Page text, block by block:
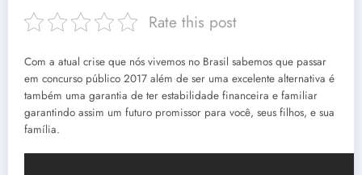
Rate this post
Com a atual crise que nós vivemos no Brasil sabemos que passar
em concurso público 2017 além de ser uma excelente alternativa é
também uma garantia de ter estabilidade financeira e familiar
garantindo assim um futuro promissor para você, seus filhos, e sua
família.